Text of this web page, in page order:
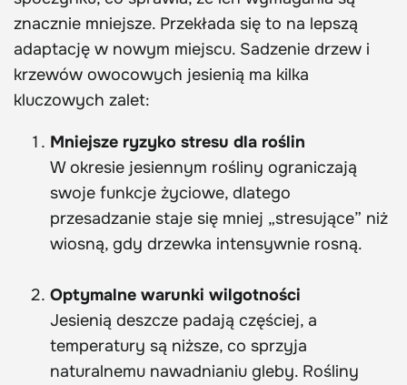
znacznie mniejsze. Przekłada się to na lepszą
adaptację w nowym miejscu. Sadzenie drzew i
krzewów owocowych jesienią ma kilka
kluczowych zalet:
Mniejsze ryzyko stresu dla roślin
W okresie jesiennym rośliny ograniczają
swoje funkcje życiowe, dlatego
przesadzanie staje się mniej „stresujące” niż
wiosną, gdy drzewka intensywnie rosną.
Optymalne warunki wilgotności
Jesienią deszcze padają częściej, a
temperatury są niższe, co sprzyja
naturalnemu nawadnianiu gleby. Rośliny